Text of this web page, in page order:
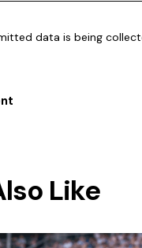
data is being
Like